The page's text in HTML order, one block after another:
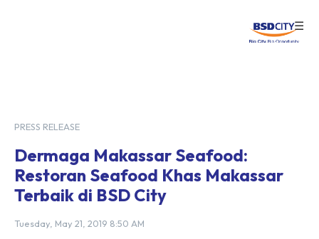
☰
PRESS RELEASE
Dermaga Makassar Seafood:
Restoran Seafood Khas Makassar
Terbaik di BSD City
Tuesday, May 21, 2019 8:50 AM